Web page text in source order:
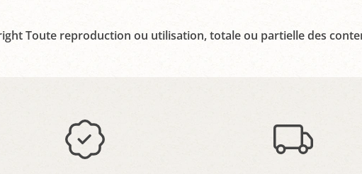
Toute reproduction ou utilisation, totale ou partielle des